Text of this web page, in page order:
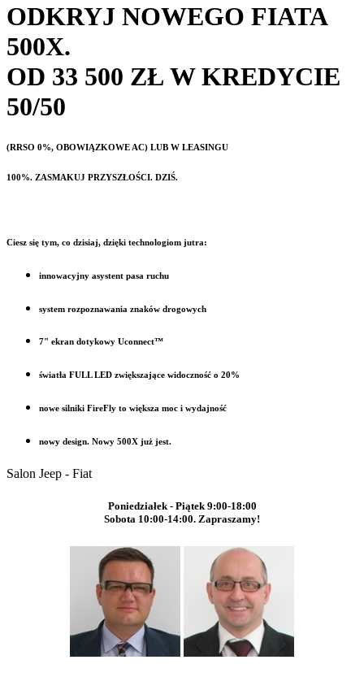
ODKRYJ NOWEGO FIATA
500X.
OD 33 500 ZŁ W KREDYCIE
50/50
(RRSO 0%, OBOWIĄZKOWE AC) LUB W LEASINGU
100%. ZASMAKUJ PRZYSZŁOŚCI. DZIŚ.
Ciesz się tym, co dzisiaj, dzięki technologiom jutra:
innowacyjny asystent pasa ruchu
system rozpoznawania znaków drogowych
7" ekran dotykowy Uconnect™
światła FULL LED zwiększające widoczność o 20%
nowe silniki FireFly to większa moc i wydajność
nowy design. Nowy 500X już jest.
Salon Jeep - Fiat
Poniedziałek - Piątek 9:00-18:00
Sobota 10:00-14:00. Zapraszamy!